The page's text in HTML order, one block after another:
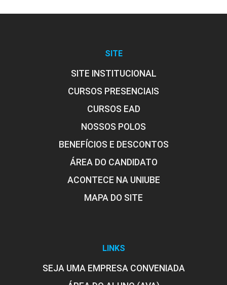
SITE
SITE INSTITUCIONAL
CURSOS PRESENCIAIS
CURSOS EAD
NOSSOS POLOS
BENEFÍCIOS E DESCONTOS
ÁREA DO CANDIDATO
ACONTECE NA UNIUBE
MAPA DO SITE
LINKS
SEJA UMA EMPRESA CONVENIADA